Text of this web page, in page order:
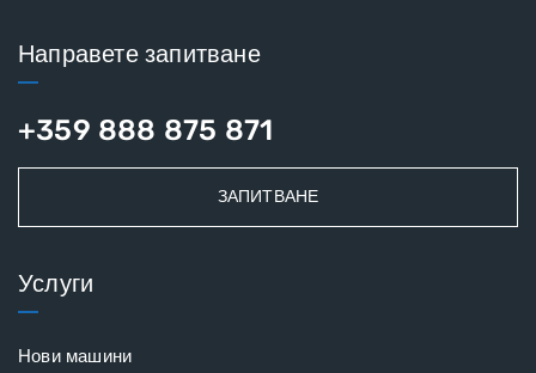
Направете запитване
+359 888 875 871
ЗАПИТВАНЕ
Услуги
Нови машини